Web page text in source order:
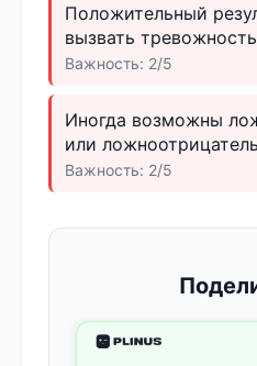
Положительный
вызвать
Важность: 2/5
Иногда возможны
или
Важность: 2/5